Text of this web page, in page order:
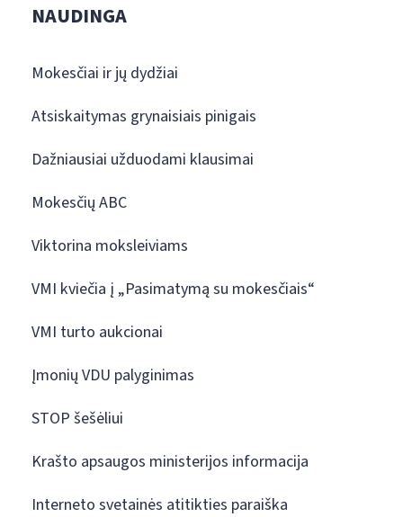
NAUDINGA
Mokesčiai ir jų dydžiai
Atsiskaitymas grynaisiais pinigais
Dažniausiai užduodami klausimai
Mokesčių ABC
Viktorina moksleiviams
VMI kviečia į „Pasimatymą su mokesčiais“
VMI turto aukcionai
Įmonių VDU palyginimas
STOP šešėliui
Krašto apsaugos ministerijos informacija
Interneto svetainės atitikties paraiška